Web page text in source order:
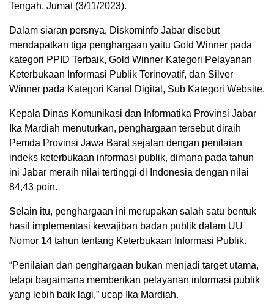
Tengah, Jumat (3/11/2023).
Dalam siaran persnya, Diskominfo Jabar disebut
mendapatkan tiga penghargaan yaitu Gold Winner pada
kategori PPID Terbaik, Gold Winner Kategori Pelayanan
Keterbukaan Informasi Publik Terinovatif, dan Silver
Winner pada Kategori Kanal Digital, Sub Kategori Website.
Kepala Dinas Komunikasi dan Informatika Provinsi Jabar
Ika Mardiah menuturkan, penghargaan tersebut diraih
Pemda Provinsi Jawa Barat sejalan dengan penilaian
indeks keterbukaan informasi publik, dimana pada tahun
ini Jabar meraih nilai tertinggi di Indonesia dengan nilai
84,43 poin.
Selain itu, penghargaan ini merupakan salah satu bentuk
hasil implementasi kewajiban badan publik dalam UU
Nomor 14 tahun tentang Keterbukaan Informasi Publik.
“Penilaian dan penghargaan bukan menjadi target utama,
tetapi bagaimana memberikan pelayanan informasi publik
yang lebih baik lagi,” ucap Ika Mardiah.